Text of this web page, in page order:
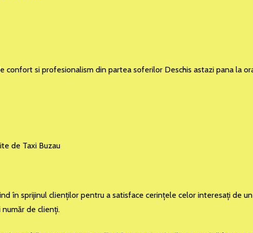
confort si profesionalism din partea soferilor Deschis astazi pana la
de Taxi Buzau
în sprijinul clienţilor pentru a satisface cerinţele celor interesaţi de
de clienţi.